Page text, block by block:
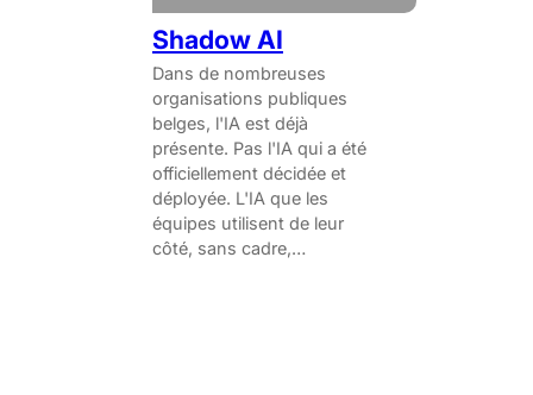
Shadow AI
Dans de nombreuses
organisations publiques
belges, l'IA est déjà
présente. Pas l'IA qui a été
officiellement décidée et
déployée. L'IA que les
équipes utilisent de leur
côté, sans cadre,…